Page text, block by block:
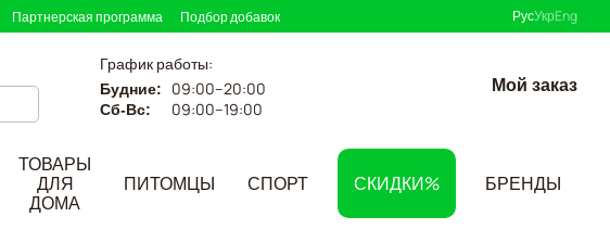
Партнерская программа Подбор добавок РусУкрEng
График работы:
Будние: 09:00–20:00
Сб-Вс: 09:00–19:00
Мой заказ
ТОВАРЫ
ДЛЯ
ДОМА
ПИТОМЦЫ СПОРТ СКИДКИ% БРЕНДЫ